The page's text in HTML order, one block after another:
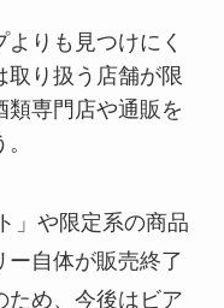
りも見つけにく
取り扱う店舗が限
類専門店や通販を
」や限定系の商品
ー自体が販売終了
ため、今後はビア